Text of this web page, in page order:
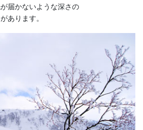
届かないような深さの
あります。